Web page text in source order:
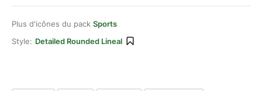
Plus d'icônes du pack Sports
Style: Detailed Rounded Lineal